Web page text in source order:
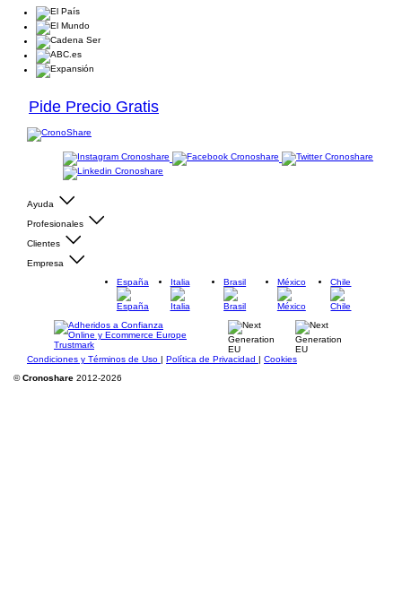
Pide Precio Gratis
Ayuda
Profesionales
Clientes
Empresa
España
Italia Brasil México Chile
Condiciones y Términos de Uso | Política de Privacidad | Cookies
©Cronoshare 2012-2026